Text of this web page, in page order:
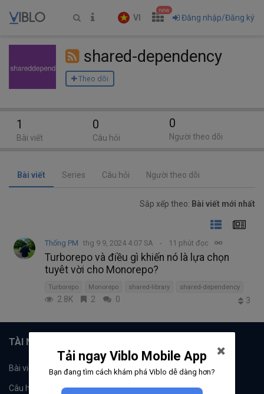
VI
new
Đăng nhập/Đăng ký
shared-dependency
Theo dõi
Bài viết Series Câu hỏi Người theo dõi
Sắp xếp theo: Bài viết mới nhất
Thống PM thg 9 9, 2024 4:07 SA 11 phút đọc
Turborepo và điều gì khiến nó là lựa chọn
tuyêt vời cho Monorepo?
Turborepo Monorepo shared-library shared-dependency
2.8K 2 0 3
1
Bài viết
0
Câu hỏi
0
Người theo dõi
TÀI NGUYÊN
Bài viết Tổ chức
Câu hỏi Tags
Tải ngay Viblo Mobile App
Bạn đang tìm cách khám phá Viblo dễ dàng hơn?